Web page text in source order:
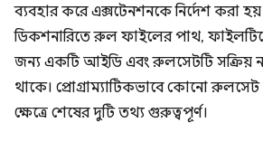
ব্যবহার করে এক্সটেনশনকে নির্দেশ করা
ডিকশনারিতে রুল ফাইলের পাথ,
জন্য একটি আইডি এবং রুলসেটটি সক্রিয়
থাকে। প্রোগ্রাম্যাটিকভাবে কোনো রুলসেট
ক্ষেত্রে শেষের দুটি তথ্য গুরুত্বপূর্ণ।